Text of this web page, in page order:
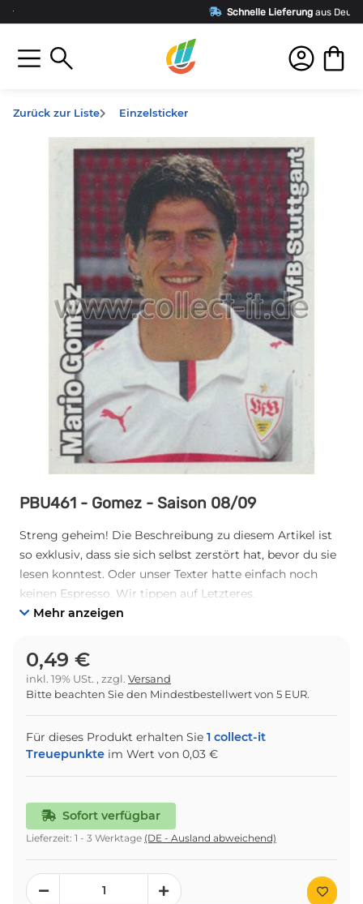
Schnelle Lieferungaus Deutschland
Zurück zur Liste Einzelsticker
PBU461 - Gomez - Saison 08/09
Streng geheim! Die Beschreibung zu diesem Artikel ist
so exklusiv, dass sie sich selbst zerstört hat, bevor du sie
lesen konntest. Oder unser Texter hatte einfach noch
keinen Espresso. Wir tippen auf Letzteres.
Mehr anzeigen
0,49 €
inkl. 19% USt. , zzgl. Versand
Bitte beachten Sie den Mindestbestellwert von 5 EUR.
Für dieses Produkt erhalten Sie 1 collect-it
Treuepunkte im Wert von 0,03 €
Sofort verfügbar
Lieferzeit: 1 - 3 Werktage (DE - Ausland abweichend)